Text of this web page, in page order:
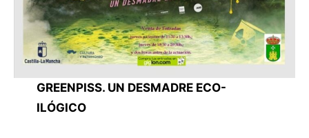
GREENPISS. UN DESMADRE ECO-
ILÓGICO